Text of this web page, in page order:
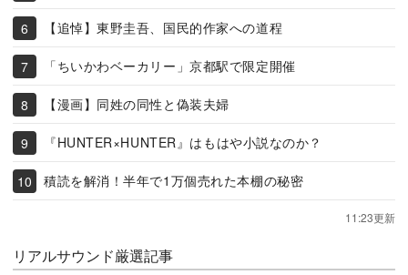
【追悼】東野圭吾、国民的作家への道程
「ちいかわベーカリー」京都駅で限定開催
【漫画】同姓の同性と偽装夫婦
『HUNTER×HUNTER』はもはや小説なのか？
積読を解消！半年で1万個売れた本棚の秘密
11:23更新
リアルサウンド厳選記事